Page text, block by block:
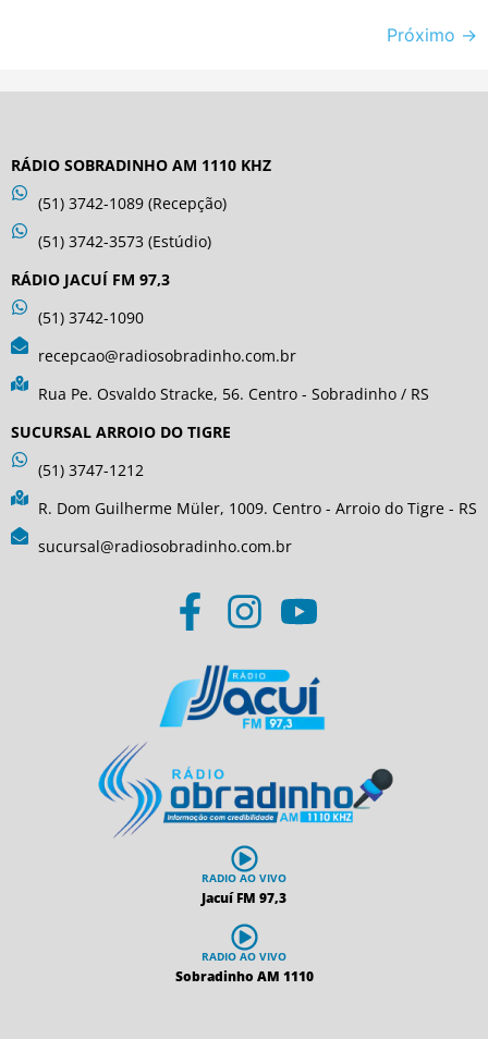
Próximo →
RÁDIO SOBRADINHO AM 1110 KHZ
(51) 3742-1089 (Recepção)
(51) 3742-3573 (Estúdio)
RÁDIO JACUÍ FM 97,3
(51) 3742-1090
recepcao@radiosobradinho.com.br
Rua Pe. Osvaldo Stracke, 56. Centro - Sobradinho / RS
SUCURSAL ARROIO DO TIGRE
(51) 3747-1212
R. Dom Guilherme Müler, 1009. Centro - Arroio do Tigre - RS
sucursal@radiosobradinho.com.br
RADIO AO VIVO
Jacuí FM 97,3
RADIO AO VIVO
Sobradinho AM 1110